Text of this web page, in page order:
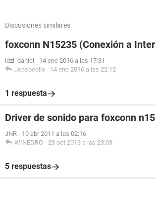
Discusiones similares
foxconn N15235 (Conexión a
ldzl_daniel - 14 ene 2016 a las 17:31
Joacocello - 14 ene 2016 a las 22:12
1 respuesta
Driver de sonido para foxconn
JNR - 10 abr 2011 a las 02:16
WINEDRO - 23 oct 2013 a las 23:03
5 respuestas